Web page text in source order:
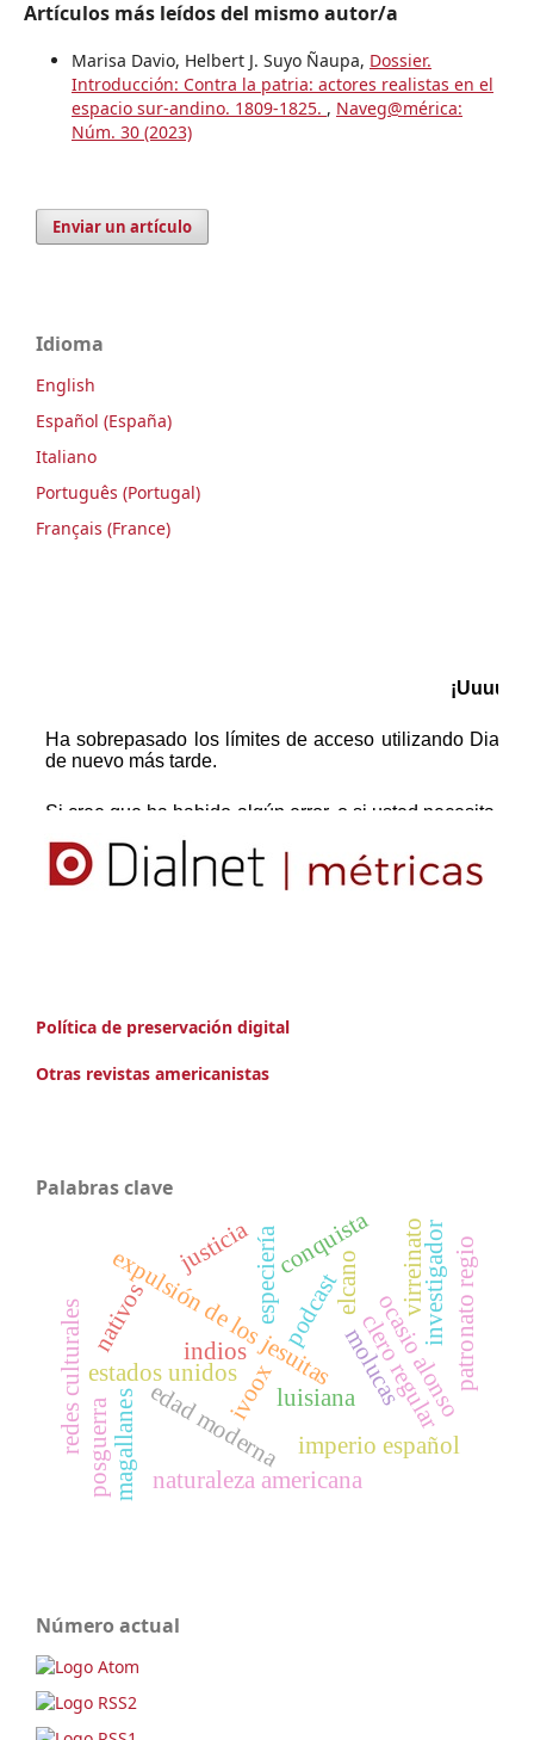
Artículos más leídos del mismo autor/a
Marisa Davio, Helbert J. Suyo Ñaupa, Dossier.
Introducción: Contra la patria: actores realistas en el
espacio sur-andino. 1809-1825. , Naveg@mérica:
Núm. 30 (2023)
Enviar un artículo
Idioma
English
Español (España)
Italiano
Português (Portugal)
Français (France)
Política de preservación digital
Otras revistas americanistas
Palabras clave
expulsión de los jesuitasmolucas
podcast
estados unidos
nativos
luisiana
edad moderna clero regular
naturaleza americana
especiería elcano
ivoox
magallanes
ocasio alonso
investigador
redes culturales
justicia
imperio español
conquista patronato regio
virreinato
posguerra
indios
Número actual